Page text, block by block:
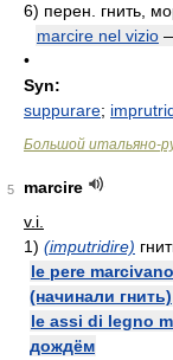
6) перен. гнить,
marcire nel vizio
•
Syn:
suppurare;
Большой итальяно-
5
marcire
v.i.
1) (imputridire)
le pere
(начинали гнить)
le assi di legno
дождём